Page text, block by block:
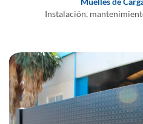
Instalación,